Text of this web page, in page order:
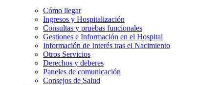
Cómo llegar
Ingresos y Hospitalización
Consultas y pruebas funcionales
Gestiones e Información en el Hospital
Información de Interés tras el Nacimiento
Otros Servicios
Derechos y deberes
Paneles de comunicación
Consejos de Salud